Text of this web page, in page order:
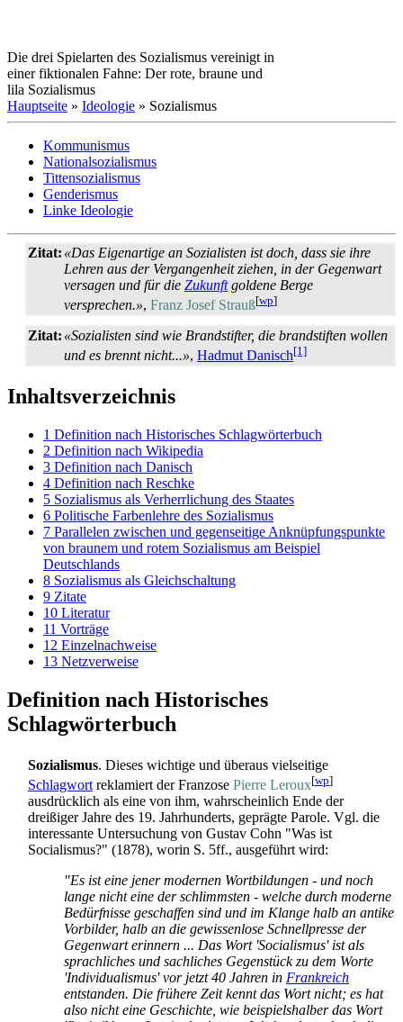
Die drei Spielarten des Sozialis­mus vereinigt in
einer fiktionalen Fahne: Der rote, braune und
lila Sozialismus
Hauptseite » Ideologie » Sozialismus
Kommunismus
Nationalsozialismus
Tittensozialismus
Genderismus
Linke Ideologie
Zitat: «Das Eigenartige an Sozialisten ist doch, dass sie ihre
Lehren aus der Vergangenheit ziehen, in der Gegenwart
versagen und für die Zukunftgoldene Berge
versprechen.», Franz Josef Strauß[wp]
Zitat: «Sozialisten sind wie Brandstifter, die brandstiften wollen
und es brennt nicht...», Hadmut Danisch[1]
Inhaltsverzeichnis
1 Definition nach Historisches Schlagwörterbuch
2 Definition nach Wikipedia
3 Definition nach Danisch
4 Definition nach Reschke
5 Sozialismus als Verherrlichung des Staates
6 Politische Farbenlehre des Sozialismus
7 Parallelen zwischen und gegenseitige Anknüpfungspunkte
von braunem und rotem Sozialismus am Beispiel
Deutschlands
8 Sozialismus als Gleichschaltung
9 Zitate
10 Literatur
11 Vorträge
12 Einzelnachweise
13 Netzverweise
Definition nach Historisches
Schlagwörterbuch
Sozialismus. Dieses wichtige und überaus vielseitige
Schlagwort reklamiert der Franzose Pierre Leroux[wp]
ausdrücklich als eine von ihm, wahrscheinlich Ende der
dreißiger Jahre des 19. Jahrhunderts, geprägte Parole. Vgl. die
interessante Untersuchung von Gustav Cohn "Was ist
Socialismus?" (1878), worin S. 5ff., ausgeführt wird:
"Es ist eine jener modernen Wortbildungen - und noch
lange nicht eine der schlimmsten - welche durch moderne
Bedürfnisse geschaffen sind und im Klange halb an antike
Vorbilder, halb an die gewissenlose Schnellpresse der
Gegenwart erinnern ... Das Wort 'Socialismus' ist als
sprachliches und sachliches Gegenstück zu dem Worte
'Individualismus' vor jetzt 40 Jahren in Frankreich
entstanden. Die frühere Zeit kennt das Wort nicht; es hat
also nicht eine Geschichte, wie beispielshalber das Wort